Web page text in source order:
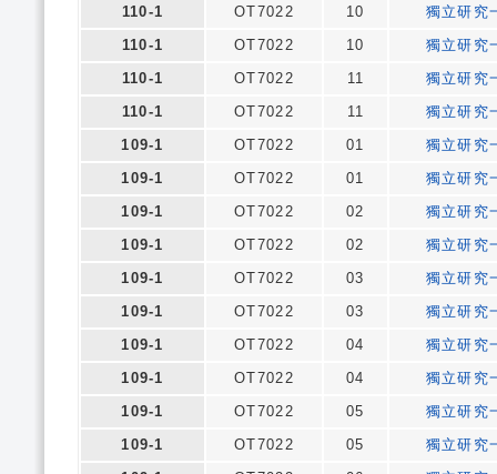
110-1
OT7022 10
獨立研究
110-1
OT7022 10
獨立研究
110-1
OT7022 11
獨立研究
110-1
OT7022 11
獨立研究
109-1
OT7022 01
獨立研究
109-1
OT7022 01
獨立研究
109-1
OT7022 02
獨立研究
109-1
OT7022 02
獨立研究
109-1
OT7022 03
獨立研究
109-1
OT7022 03
獨立研究
109-1
OT7022 04
獨立研究
109-1
OT7022 04
獨立研究
109-1
OT7022 05
獨立研究
109-1
OT7022 05
獨立研究